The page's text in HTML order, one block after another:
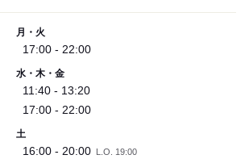
月・火
17:00 - 22:00
水・木・金
11:40 - 13:20
17:00 - 22:00
土
16:00 - 20:00 L.O. 19:00